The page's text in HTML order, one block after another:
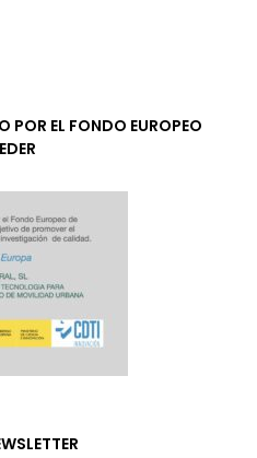
POR EL FONDO EUROPEO